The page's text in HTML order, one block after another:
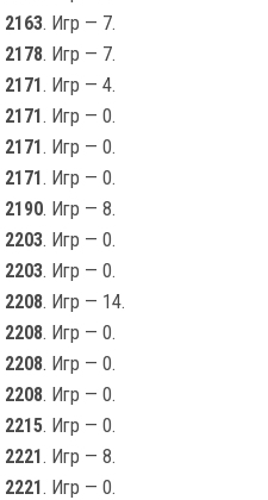
2163. Игр — 7.
2178. Игр — 7.
2171. Игр — 4.
2171. Игр — 0.
2171. Игр — 0.
2171. Игр — 0.
2190. Игр — 8.
2203. Игр — 0.
2203. Игр — 0.
2208. Игр — 14.
2208. Игр — 0.
2208. Игр — 0.
2208. Игр — 0.
2215. Игр — 0.
2221. Игр — 8.
2221. Игр — 0.